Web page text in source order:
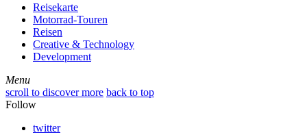
Reisekarte
Motorrad-Touren
Reisen
Creative & Technology
Development
Menu
Menu
scroll to discover more back to top
Follow
twitter